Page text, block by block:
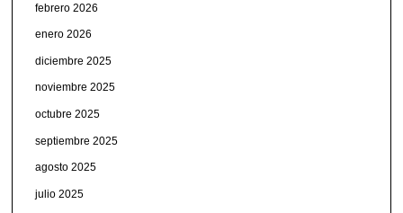
febrero 2026
enero 2026
diciembre 2025
noviembre 2025
octubre 2025
septiembre 2025
agosto 2025
julio 2025